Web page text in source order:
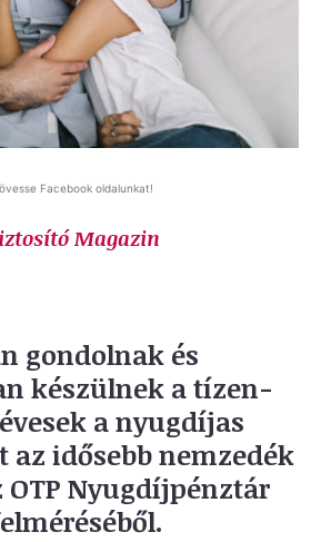
Facebook oldalunkat!
Magazin
gondolnak és
készülnek a tízen-
a nyugdíjas
az idősebb nemzedék
Nyugdíjpénztár